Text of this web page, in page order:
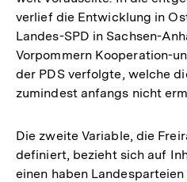
verlief die Entwicklung in
Landes-SPD in Sachsen-
Vorpommern Kooperation-
der PDS verfolgte, welche
zumindest anfangs nicht
Die zweite Variable, die
definiert, bezieht sich auf
einen haben